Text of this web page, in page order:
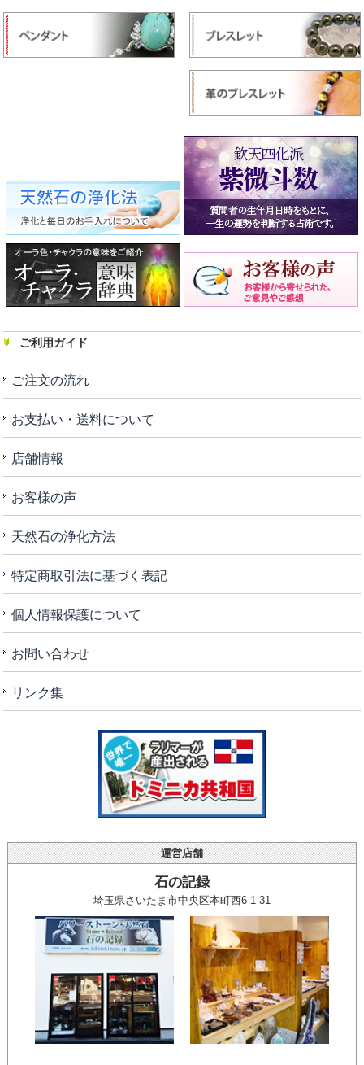
ご利用ガイド
ご注文の流れ
お支払い・送料について
店舗情報
お客様の声
天然石の浄化方法
特定商取引法に基づく表記
個人情報保護について
お問い合わせ
リンク集
運営店舗
石の記録
埼玉県さいたま市中央区本町西6-1-31